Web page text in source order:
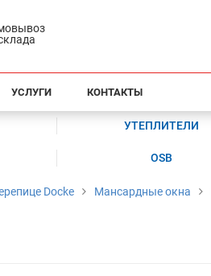
УСЛУГИ КОНТАКТЫ
УТЕПЛИТЕЛИ
OSB
Docke Мансардные окна